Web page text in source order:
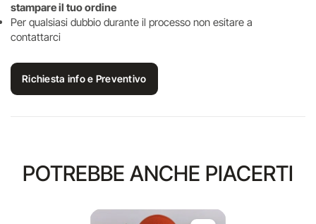
stampare il tuo ordine
Per qualsiasi dubbio durante il processo non esitare a
contattarci
Richiesta info e Preventivo
POTREBBE ANCHE PIACERTI